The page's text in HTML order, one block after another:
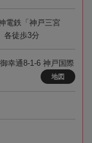
電鉄「神戸三宮
各徒歩3分
幸通8-1-6 神戸国際
地図